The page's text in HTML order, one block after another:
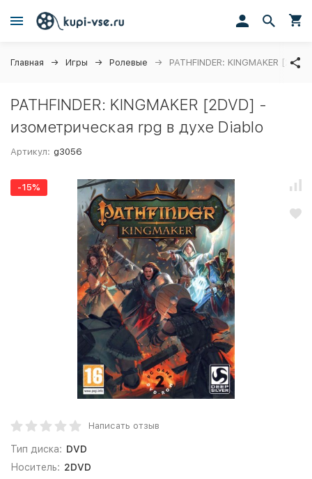
Главная Игры Ролевые PATHFINDER: KINGMAKER
PATHFINDER: KINGMAKER [2DVD] -
изометрическая rpg в духе Diablo
Артикул: g3056
-15%
Написать отзыв
Тип диска: DVD
Носитель: 2DVD